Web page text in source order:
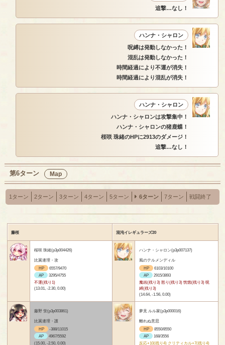
追撃…なし！
ハンナ・シャロン
呪縛は発動しなかった！
混乱は発動しなかった！
時間経過により不運が消失！
時間経過により混乱が消失！
ハンナ・シャロン
ハンナ・シャロンは攻撃集中！
ハンナ・シャロンの猪鹿蝶！
桜咲 珠緒のHPに2913のダメージ！
追撃…なし！
第6ターン Map
1ターン 2ターン 3ターン 4ターン 5ターン 6ターン 7ターン 戦闘終了
藤桜 混沌イレギュラーズ20
桜咲 珠緒(p3p004426)
比翼連理・攻
HP
6557/9470
AP
3295/4755
不運(残り1)
(13.01, -2.30, 0.00)
ハンナ・シャロン(p3p007137)
風のテルメンディル
HP
6103/10100
AP
2915/3893
魔凶(残り3) 怒り(残り3) 恍惚(残り3) 呪
縛(残り3)
(14.64, -1.56, 0.00)
藤野 蛍(p3p003861)
比翼連理・護
HP
-388/11015
AP
4967/5592
(15.00, -2.50, 0.00)
夢見 ルル家(p3p000016)
離れぬ意思
HP
8550/8550
AP
168/3556
反応+10(残り4) クリティカル+7(残り4)